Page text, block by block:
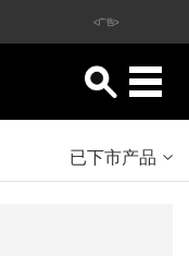
<广告>
已下市产品